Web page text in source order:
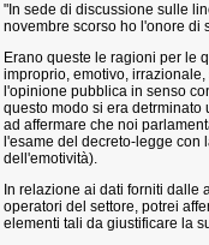
"In sede di discussione sulle
novembre scorso ho l'onore di
Erano queste le ragioni per le
improprio, emotivo,
l'opinione pubblica in senso
questo modo si era
ad affermare che noi
l'esame del decreto-legge
dell'emotività).
In relazione ai dati forniti dalle
operatori del settore, potrei
elementi tali da giustificare la